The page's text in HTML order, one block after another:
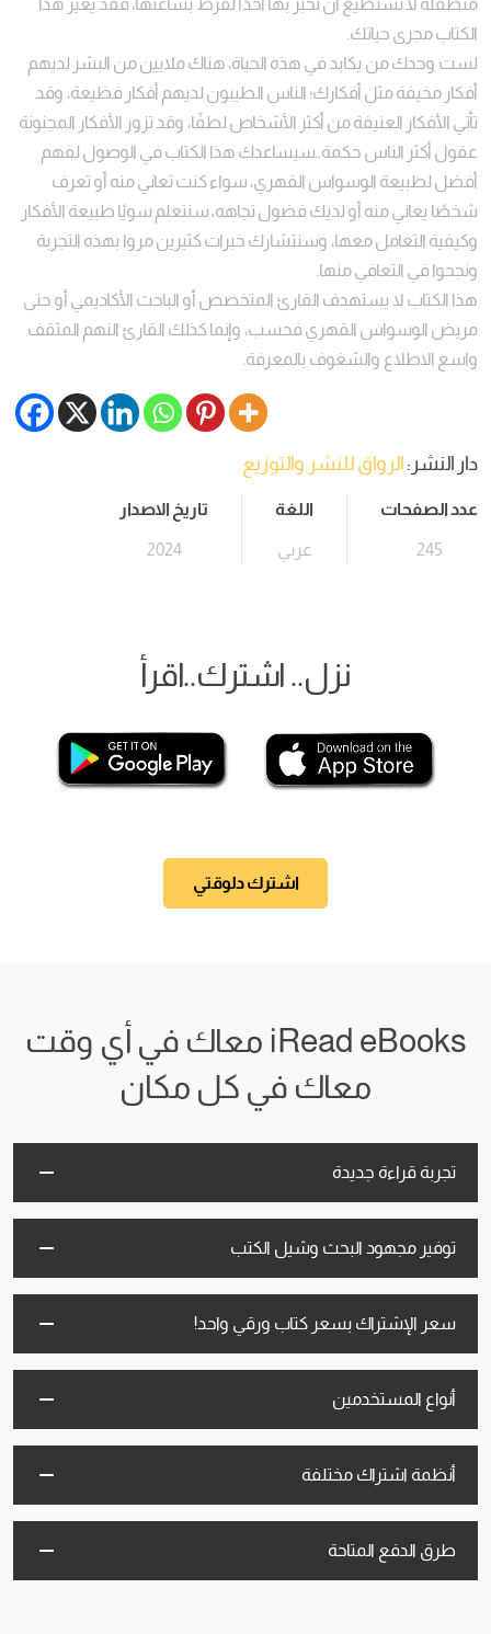
متطفلة لا تستطيع أن تخبر بها أحدًا لفرط بشاعتها، فقد يغير هذا
الكتاب مجرى حياتك.
لست وحدك من يكابد في هذه الحياة، هناك ملايين من البشر لديهم
أفكار مخيفة مثل أفكارك؛ الناس الطيبون لديهم أفكار فظيعة، وقد
تأتي الأفكار العنيفة من أكثر الأشخاص لطفًا، وقد تزور الأفكار المجنونة
عقول أكثر الناس حكمة..سيساعدك هذا الكتاب في الوصول لفهم
أفضل لطبيعة الوسواس القهري، سواء كنت تعاني منه أو تعرف
شخصًا يعاني منه أو لديك فضول تجاهه، سنتعلم سويًا طبيعة الأفكار
وكيفية التعامل معها، وسنتشارك خبرات كثيرين مروا بهذه التجربة
ونجحوا في التعافي منها.
هذا الكتاب لا يستهدف القارئ المتخصص أو الباحث الأكاديمي أو حتى
مريض الوسواس القهري فحسب، وإنما كذلك القارئ النهم المثقف
واسع الاطلاع والشغوف بالمعرفة.
دار النشر: الرواق للنشر والتوزيع
عدد الصفحات
245
اللغة
عربي
تاريخ الاصدار
2024
نزل.. اشترك..اقرأ
اشترك دلوقتي
iRead eBooks معاك في أي وقت
معاك في كل مكان
تجربة قراءة جديدة
توفير مجهود البحث وشيل الكتب
سعر الإشتراك بسعر كتاب ورقي واحد!
أنواع المستخدمين
أنظمة اشتراك مختلفة
طرق الدفع المتاحة